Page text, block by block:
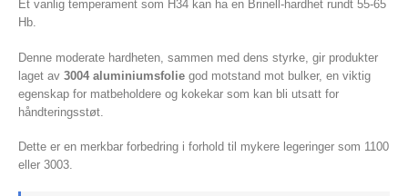
Et vanlig temperament som H34 kan ha en Brinell-hardhet rundt 55-65
Hb.
Denne moderate hardheten, sammen med dens styrke, gir produkter
laget av 3004 aluminiumsfolie god motstand mot bulker, en viktig
egenskap for matbeholdere og kokekar som kan bli utsatt for
håndteringsstøt.
Dette er en merkbar forbedring i forhold til mykere legeringer som 1100
eller 3003.